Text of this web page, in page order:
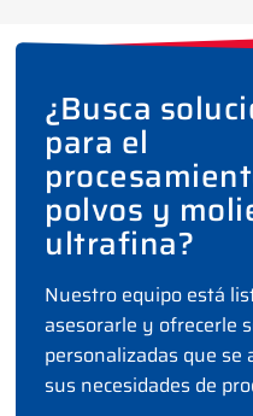
¿Busca
para el
polvos y
ultrafina?
Nuestro equipo está
asesorarle y ofrecerle
personalizadas que se
sus necesidades de